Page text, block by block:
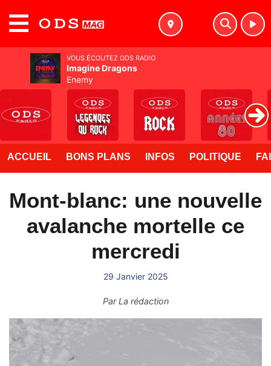
ACCUEIL BONS PLANS INFOS POLITIQUE
Mont-blanc: une nouvelle
avalanche mortelle ce
mercredi
29 Janvier 2025
ParLa rédaction
VOUS ÉCOUTEZ ODS RADIO
Imagine Dragons
Enemy